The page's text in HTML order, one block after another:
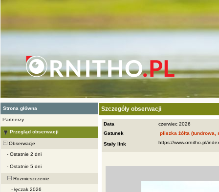
Strona główna
Partnerzy
Przegląd obserwacji
Obserwacje
- Ostatnie 2 dni
- Ostatnie 5 dni
Rozmieszczenie
- łęczak 2026
Szczegóły obserwacji
Data
czerwiec 2026
Gatunek
pliszka żółta (tundrowa,
Stały link